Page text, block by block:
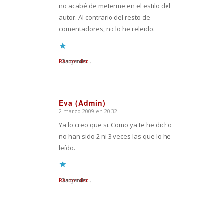
no acabé de meterme en el estilo del
autor. Al contrario del resto de
comentadores, no lo he releido.
Cargando...
Responder
Eva (Admin)
Dice:
2 marzo 2009 en 20:32
Ya lo creo que si. Como ya te he dicho
no han sido 2 ni 3 veces las que lo he
leído.
Cargando...
Responder